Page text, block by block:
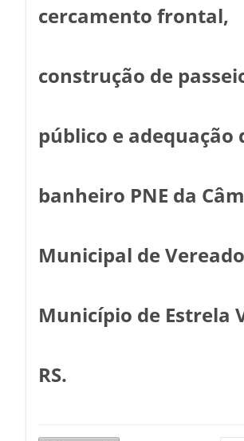
cercamento frontal,
construção de
público e adequação
banheiro PNE da
Municipal de
Município de Estrela
RS.